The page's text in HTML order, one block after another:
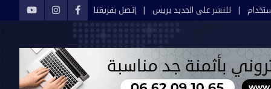
للنشر على الجديد بريس إتصل بفريقنا